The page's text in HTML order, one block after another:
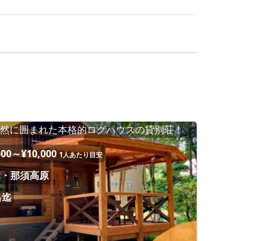
に囲まれた本格的ログハウスの貸別荘！
～¥10,000 1人あたり目安
那須高原